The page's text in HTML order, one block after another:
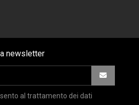
newsletter
al trattamento dei dati